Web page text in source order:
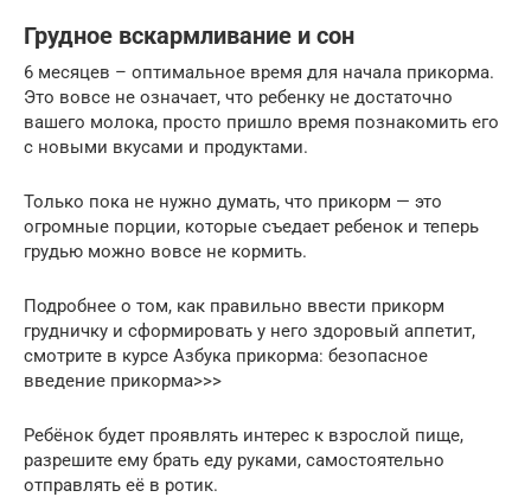
Грудное вскармливание и сон
6 месяцев – оптимальное время для начала прикорма.
Это вовсе не означает, что ребенку не достаточно
вашего молока, просто пришло время познакомить его
с новыми вкусами и продуктами.
Только пока не нужно думать, что прикорм — это
огромные порции, которые съедает ребенок и теперь
грудью можно вовсе не кормить.
Подробнее о том, как правильно ввести прикорм
грудничку и сформировать у него здоровый аппетит,
смотрите в курсе Азбука прикорма: безопасное
введение прикорма>>>
Ребёнок будет проявлять интерес к взрослой пище,
разрешите ему брать еду руками, самостоятельно
отправлять её в ротик.